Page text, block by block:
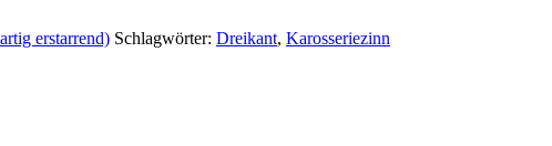
erstarrend) Schlagwörter: Dreikant, Karosseriezinn